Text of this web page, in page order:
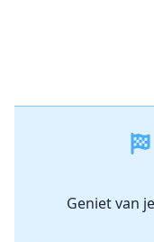
Voeg
Geniet van